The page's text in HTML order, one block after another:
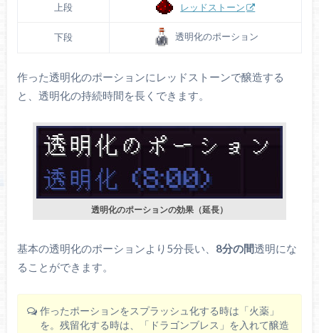
上段 レッドストーン
下段 透明化のポーション
作った透明化のポーションにレッドストーンで醸造する
と、透明化の持続時間を長くできます。
透明化のポーションの効果（延長）
基本の透明化のポーションより5分長い、 8分の間透明にな
ることができます。
作ったポーションをスプラッシュ化する時は「火薬」
を。残留化する時は、「ドラゴンブレス」を入れて醸造